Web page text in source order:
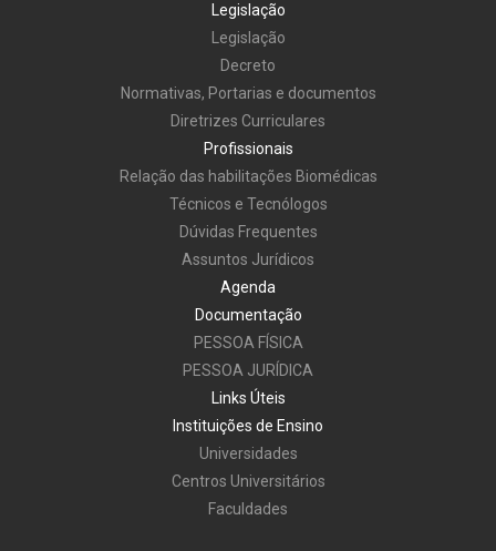
Legislação
Legislação
Decreto
Normativas, Portarias e documentos
Diretrizes Curriculares
Profissionais
Relação das habilitações Biomédicas
Técnicos e Tecnólogos
Dúvidas Frequentes
Assuntos Jurídicos
Agenda
Documentação
PESSOA FÍSICA
PESSOA JURÍDICA
Links Úteis
Instituições de Ensino
Universidades
Centros Universitários
Faculdades